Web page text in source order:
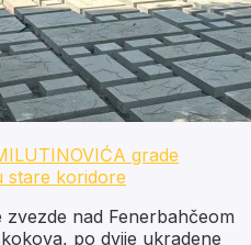
grade
stare koridore
nad Fenerbahčeom
po dvije ukradene